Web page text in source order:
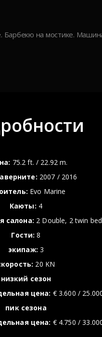
на мостике.
75.2 ft. / 22.92 m.
2007 / 2016
Evo Marine
Каюты: 4
салона: 2 Double, 2 twin bed
Гости: 8
экипаж: 3
20 KN
низкий сезон
цена: € 3.600 /
пик сезонa
цена: € 4.750 /